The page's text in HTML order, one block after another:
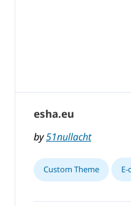
esha.eu
by51nullacht
Custom Theme